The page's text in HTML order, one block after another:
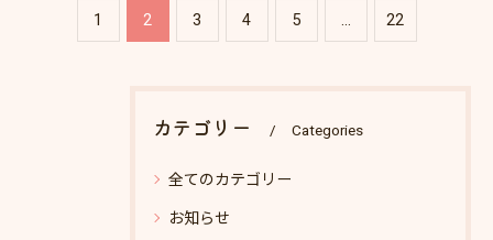
1 2 3 4 5 ... 22
カテゴリー Categories
全てのカテゴリー
お知らせ